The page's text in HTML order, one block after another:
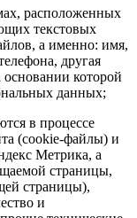
расположенных
текстовых
а именно: имя,
другая
которой
данных;
в процессе
(cookie-файлы) и
Метрика, а
страницы,
страницы),
и